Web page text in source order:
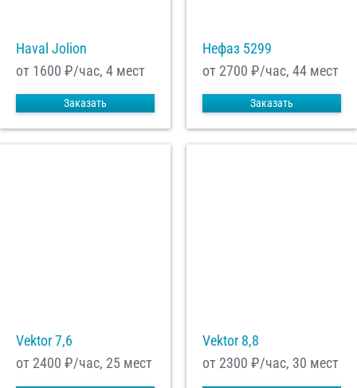
Haval Jolion
от 1600 ₽/час, 4 мест
Заказать
Нефаз 5299
от 2700 ₽/час, 44 мест
Заказать
Vektor 7,6
от 2400 ₽/час, 25 мест
Vektor 8,8
от 2300 ₽/час, 30 мест